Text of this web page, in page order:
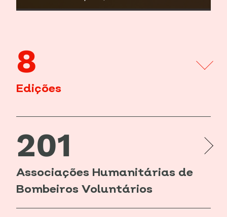
8
Edições
201
Associações Humanitárias de
Bombeiros Voluntários